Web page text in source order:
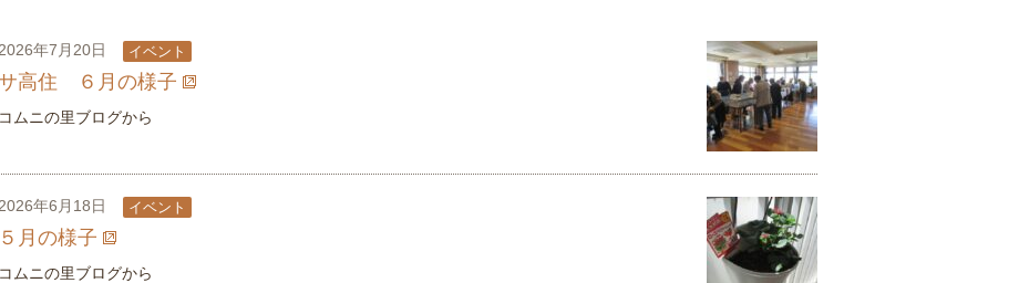
2026年7月20日 イベント
高住 ６月の様子
コムニの里ブログから
2026年6月18日 イベント
５月の様子
コムニの里ブログから